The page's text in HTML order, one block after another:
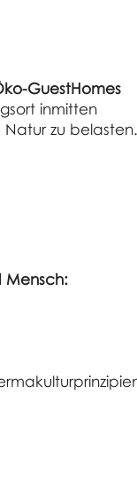
GuestHomes
inmitten
zu belasten.
Mensch: